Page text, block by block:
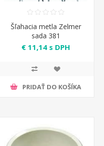
Šľahacia metla Zelmer
sada 381
€ 11,14 s DPH
PRIDAŤ DO KOŠÍKA